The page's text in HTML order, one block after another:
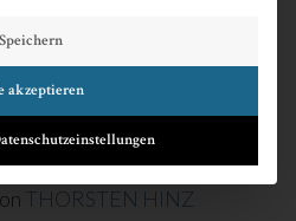
STAATSPARTEI
THORSTEN HINZ
Speichern
akzeptieren